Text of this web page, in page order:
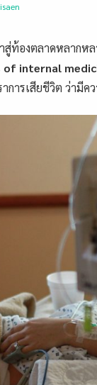
ท้องตลาดหลากห
of internal
ารเสียชีวิต ว่ามีค